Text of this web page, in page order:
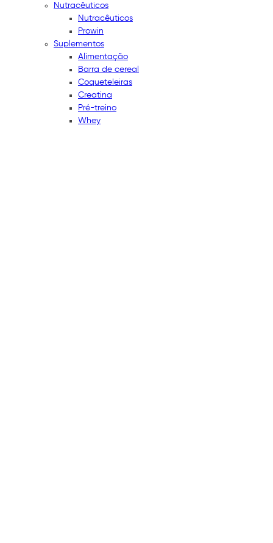
Nutracêuticos
Nutracêuticos
Prowin
Suplementos
Alimentação
Barra de cereal
Coqueteleiras
Creatina
Pré-treino
Whey